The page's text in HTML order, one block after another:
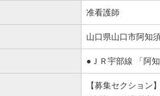
准看護師
山口県山口市阿知
●ＪＲ宇部線 「阿
【募集セクション】